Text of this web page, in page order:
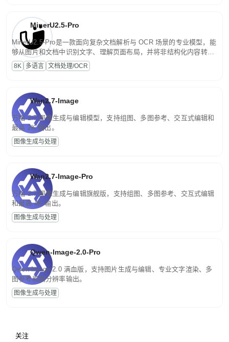
MinerU2.5-Pro
MinerU2.5-Pro是一款面向复杂文档解析与 OCR 场景的专业模型，能
够从图片和文档中识别文字、理解页面布局，并将非结构化内容转换
为便于存储、检索和二次处理的结构化结果。
8K 多语言 文档处理/OCR
Wan2.7-Image
万相 2.7 图像生成与编辑模型，支持组图、多图参考、交互式编辑和
最高 2K 输出。
图像生成与处理
Wan2.7-Image-Pro
万相 2.7 图像生成与编辑旗舰版，支持组图、多图参考、交互式编辑
和最高 4K 输出。
图像生成与处理
Qwen-Image-2.0-Pro
Qwen-Image-2.0 满血版，支持图片生成与编辑、专业文字渲染、多
图参考和高分辨率输出。
图像生成与处理
关注